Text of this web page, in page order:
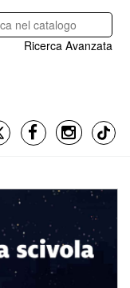
Ricerca Avanzata